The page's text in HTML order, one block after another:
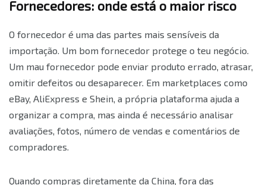
Fornecedores: onde está o maior risco
O fornecedor é uma das partes mais sensíveis da
importação. Um bom fornecedor protege o teu negócio.
Um mau fornecedor pode enviar produto errado, atrasar,
omitir defeitos ou desaparecer. Em marketplaces como
eBay, AliExpress e Shein, a própria plataforma ajuda a
organizar a compra, mas ainda é necessário analisar
avaliações, fotos, número de vendas e comentários de
compradores.
Quando compras diretamente da China, fora das